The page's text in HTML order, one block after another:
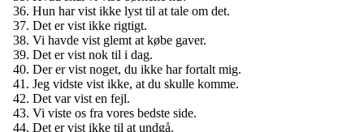
Hun har vist ikke lyst til at tale om det.
Det er vist ikke rigtigt.
Vi havde vist glemt at købe gaver.
Det er vist nok til i dag.
Der er vist noget, du ikke har fortalt mig.
Jeg vidste vist ikke, at du skulle komme.
Det var vist en fejl.
Vi viste os fra vores bedste side.
Det er vist ikke til at undgå.